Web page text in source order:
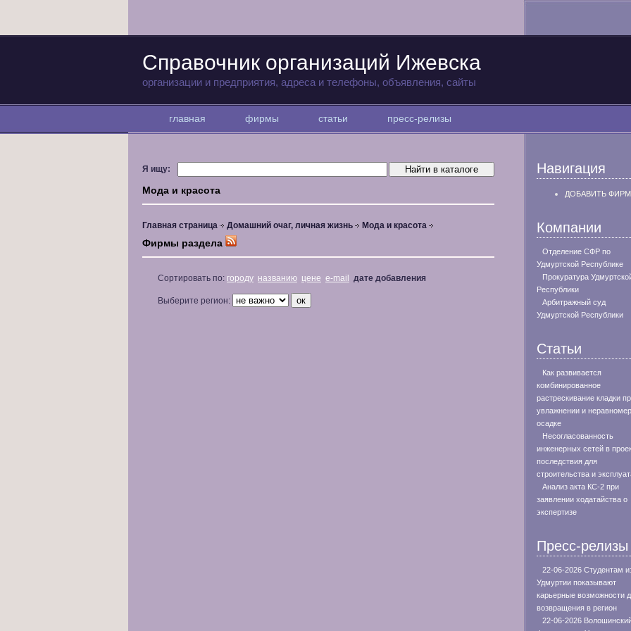
Справочник организаций Ижевска
организации и предприятия, адреса и телефоны, объявления, сайты
главная фирмы статьи пресс-релизы
Я ищу:
Мода и красота
Главная страница Домашний очаг, личная жизнь Мода и красота
Фирмы раздела
Сортировать по: городу названию цене e-mail дате добавления
Выберите регион:
Навигация
ДОБАВИТЬ
Компании
Отделение СФР по
Удмуртской Республике
Прокуратура
Республики
Арбитражный суд
Удмуртской Республики
Статьи
Как развивается
комбинированное
растрескивание кладки
увлажнении и
осадке
Несогласованность
инженерных сетей в
последствия для
строительства и
Анализ акта КС-2 при
заявлении ходатайства о
экспертизе
Пресс-релизы
22-06-2026 Студентам
Удмуртии показывают
карьерные возможности
возвращения в регион
22-06-2026